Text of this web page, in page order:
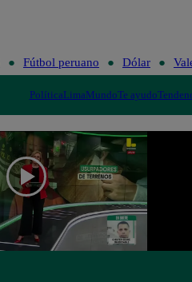
Fútbol peruano Dólar
PolíticaLimaMundoTe ayudo